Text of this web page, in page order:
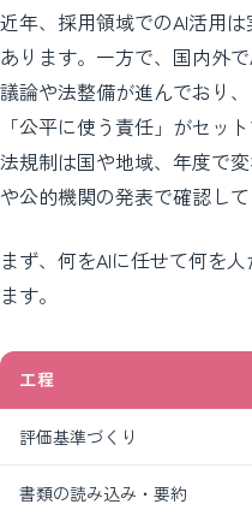
近年、採用領域でのAI活用
あります。一方で、国内外
議論や法整備が進んでおり
「公平に使う責任」がセッ
法規制は国や地域、年度で
や公的機関の発表で確認して
まず、何をAIに任せて何を
ます。
工程
評価基準づくり
書類の読み込み・要約